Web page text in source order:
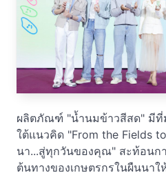
ผลิตภัณฑ์ "น้ำนมข้าวสีสด" มีที่
ใต้แนวคิด "From the Fields
นา...สู่ทุกวันของคุณ" สะท้อนก
ต้นทางของเกษตรกรในผืนนา